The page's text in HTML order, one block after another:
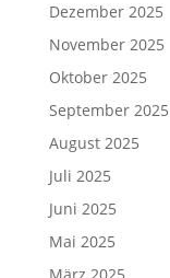
Dezember 2025
November 2025
Oktober 2025
September 2025
August 2025
Juli 2025
Juni 2025
Mai 2025